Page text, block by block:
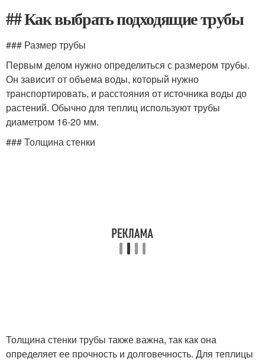
## Как выбрать подходящие трубы
### Размер трубы
Первым делом нужно определиться с размером трубы.
Он зависит от объема воды, который нужно
транспортировать, и расстояния от источника воды до
растений. Обычно для теплиц используют трубы
диаметром 16-20 мм.
### Толщина стенки
Толщина стенки трубы также важна, так как она
определяет ее прочность и долговечность. Для теплицы